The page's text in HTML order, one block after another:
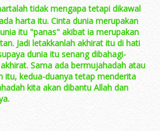
tidak mengapa tetapi dikawal
harta itu. Cinta dunia merupakan
itu "panas" akibat ia merupakan
Jadi letakkanlah akhirat itu di hati
dunia itu senang dibahagi-
Sama ada bermujahadah atau
itu, kedua-duanya tetap menderita
kita akan dibantu Allah dan